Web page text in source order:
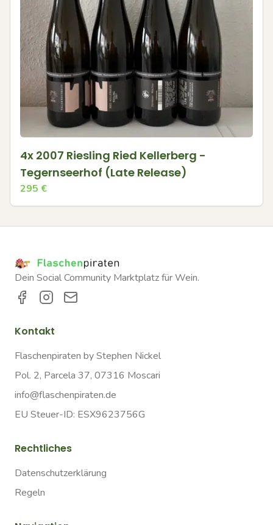
4x 2007 Riesling Ried Kellerberg -
Tegernseerhof (Late Release)
295 €
Dein Social Community Marktplatz für Wein.
Kontakt
Flaschenpiraten by Stephen Nickel
Pol. 2, Parcela 37, 07316 Moscari
info@flaschenpiraten.de
EU Steuer-ID: ESX9623756G
Rechtliches
Datenschutzerklärung
Regeln